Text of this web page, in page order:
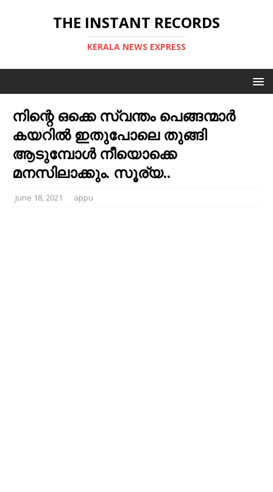
THE INSTANT RECORDS
KERALA NEWS EXPRESS
നിന്റെ ഒക്കെ സ്വന്തം പെങ്ങന്മാര്‍
കയറില്‍ ഇതുപോലെ തുങ്ങി
ആടുമ്പോള്‍ നീയൊക്കെ
മനസിലാക്കും. സൂര്യ..
June 18, 2021 appu